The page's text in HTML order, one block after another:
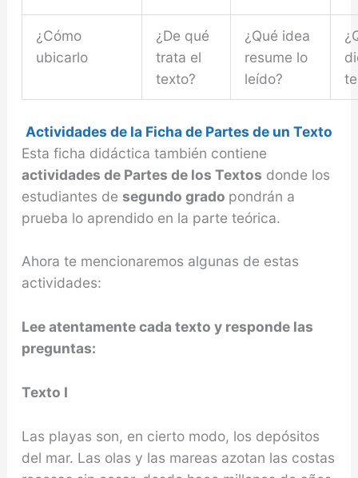
¿Cómo
ubicarlo
¿De qué
trata el
texto?
¿Qué idea
resume lo
leído?
Actividades de la Ficha de Partes de un Texto
Esta ficha didáctica también contiene
actividades de Partes de los Textos donde los
estudiantes de segundo grado pondrán a
prueba lo aprendido en la parte teórica.
Ahora te mencionaremos algunas de estas
actividades:
Lee atentamente cada texto y responde las
preguntas:
Texto I
Las playas son, en cierto modo, los depósitos
del mar. Las olas y las mareas azotan las costas